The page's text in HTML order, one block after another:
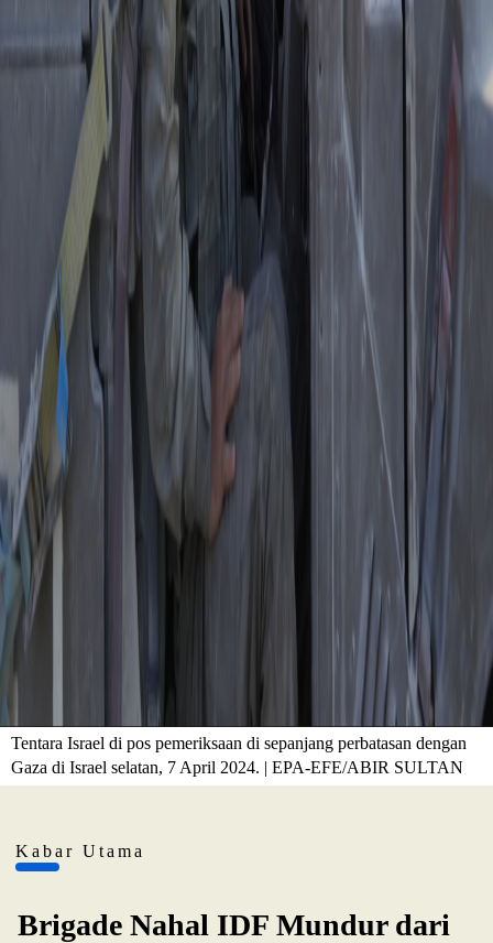
Tentara Israel di pos pemeriksaan di sepanjang perbatasan dengan
Gaza di Israel selatan, 7 April 2024. | EPA-EFE/ABIR SULTAN
Kabar Utama
Brigade Nahal IDF Mundur dari